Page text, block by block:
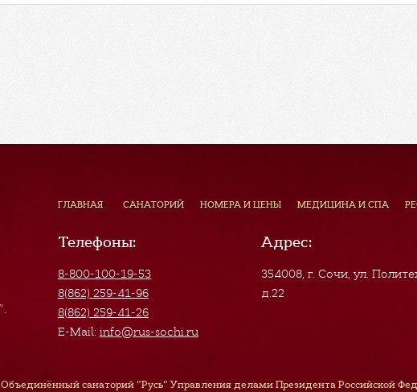
.
ГЛАВНАЯ САНАТОРИЙ НОМЕРА И ЦЕНЫ МЕДИЦИНА И СПА
Телефоны:
8-800-100-19-53
8(862) 259-41-96
8(862) 259-41-26
E-Mail: info@rus-sochi.ru
Адрес:
354008, г. Сочи,ул.
д.22
санаторий "Русь" Управления делами Президента Российской